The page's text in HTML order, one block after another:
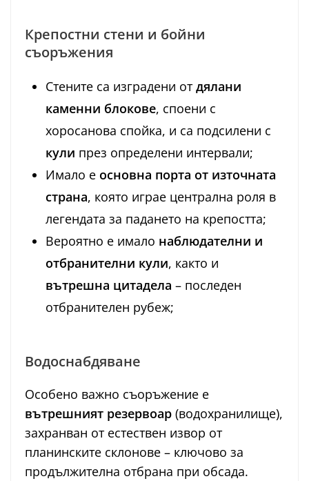
Крепостни стени и бойни
съоръжения
Стените са изградени отдялани
каменни блокове, споени с
хоросанова спойка, и са подсилени с
кули през определени интервали;
Имало е основна порта от източната
страна, която играе централна роля в
легендата за падането на крепостта;
Вероятно е имало наблюдателни и
отбранителни кули, както и
вътрешна цитадела – последен
отбранителен рубеж;
Водоснабдяване
Особено важно съоръжение е
вътрешният резервоар (водохранилище),
захранван от естествен извор от
планинските склонове – ключово за
продължителна отбрана при обсада.